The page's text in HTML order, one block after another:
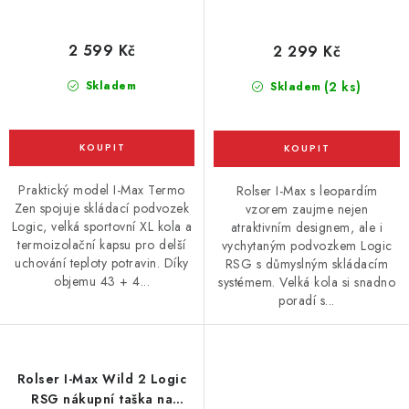
Skladem
2 599 Kč
Praktický model I-Max Termo
Zen spojuje skládací podvozek
Logic, velká sportovní XL kola a
termoizolační kapsu pro delší
uchování teploty potravin. Díky
objemu 43 + 4...
Skladem (2 ks)
2 299 Kč
Rolser I-Max s leopardím
vzorem zaujme nejen
atraktivním designem, ale i
vychytaným podvozkem Logic
RSG s důmyslným skládacím
systémem. Velká kola si snadno
poradí s...
Rolser I-Max Wild 2 Logic
RSG nákupní taška na